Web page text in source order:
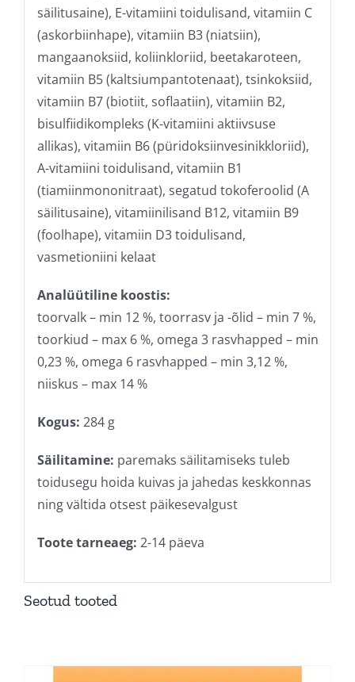
säilitusaine), E-vitamiini toidulisand, vitamiin C
(askorbiinhape), vitamiin B3 (niatsiin),
mangaanoksiid, koliinkloriid, beetakaroteen,
vitamiin B5 (kaltsiumpantotenaat), tsinkoksiid,
vitamiin B7 (biotiit, soflaatiin), vitamiin B2,
bisulfiidikompleks (K-vitamiini aktiivsuse
allikas), vitamiin B6 (püridoksiinvesinikkloriid),
A-vitamiini toidulisand, vitamiin B1
(tiamiinmononitraat), segatud tokoferoolid (A
säilitusaine), vitamiinilisand B12, vitamiin B9
(foolhape), vitamiin D3 toidulisand,
vasmetioniini kelaat
Analüütiline koostis:
toorvalk – min 12 %, toorrasv ja -õlid – min 7 %,
toorkiud – max 6 %, omega 3 rasvhapped – min
0,23 %, omega 6 rasvhapped – min 3,12 %,
niiskus – max 14 %
Kogus: 284 g
Säilitamine: paremaks säilitamiseks tuleb
toidusegu hoida kuivas ja jahedas keskkonnas
ning vältida otsest päikesevalgust
Toote tarneaeg: 2-14 päeva
Seotud tooted